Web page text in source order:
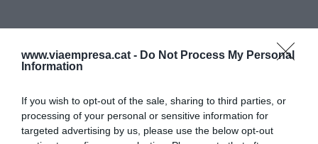
www.viaempresa.cat - Do Not Process My Personal
Information
If you wish to opt-out of the sale, sharing to third parties, or
processing of your personal or sensitive information for
targeted advertising by us, please use the below opt-out